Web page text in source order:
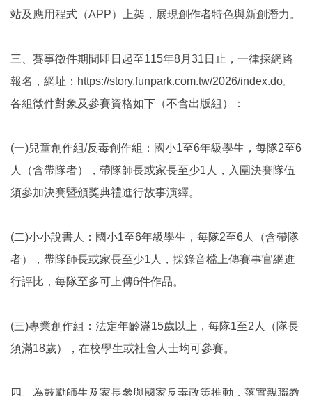
站及應用程式（APP）上架，展現創作者特色與新創潛力。
三、賽事徵件期間即日起至115年8月31日止，一律採網路
報名，網址：https://story.funpark.com.tw/2026/index.do。
各組徵件對象及參賽資格如下（不含出版組）：
(一)兒童創作組/反毒創作組：國小1至6年級學生，每隊2至6
人（含帶隊者），帶隊師長或家長至少1人，入圍決賽隊伍
須參加決賽暨頒獎典禮進行故事演繹。
(二)小小說書人：國小1至6年級學生，每隊2至6人（含帶隊
者），帶隊師長或家長至少1人，採錄音檔上傳賽事官網進
行評比，每隊至多可上傳6件作品。
(三)專業創作組：法定年齡滿15歲以上，每隊1至2人（隊長
須滿18歲），在校學生或社會人士均可參賽。
四、為鼓勵師生及家長參與國家反毒政策推動，落實親職教